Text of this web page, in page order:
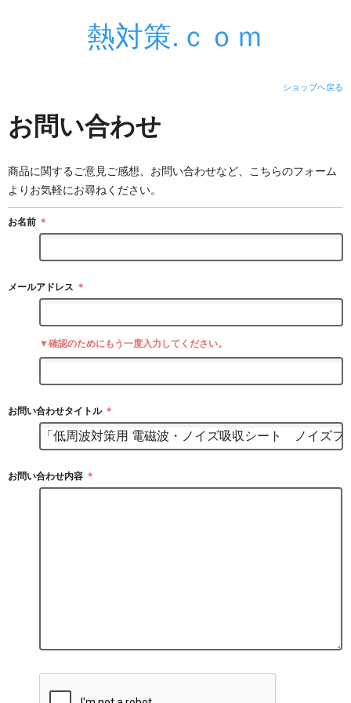
熱対策.ｃｏｍ
ショップへ戻る
お問い合わせ
商品に関するご意見ご感想、お問い合わせなど、こちらのフォーム
よりお気軽にお尋ねください。
お名前 ＊
メールアドレス ＊
▼確認のためにもう一度入力してください。
お問い合わせタイトル ＊
お問い合わせ内容 ＊